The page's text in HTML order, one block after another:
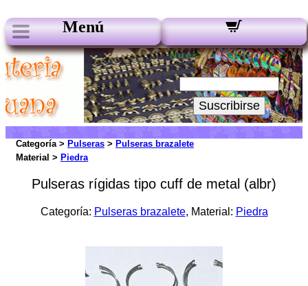
Menú
Nuestros boletines:
Su Email:
Suscribirse
Categoría > Pulseras > Pulseras brazalete
Material > Piedra
Pulseras rígidas tipo cuff de metal (albr)
Categoría: Pulseras brazalete, Material: Piedra